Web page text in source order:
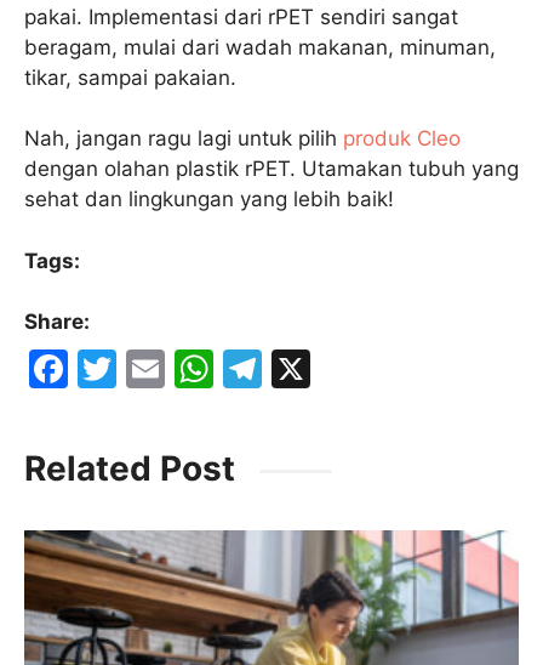
pakai. Implementasi dari rPET sendiri sangat
beragam, mulai dari wadah makanan, minuman,
tikar, sampai pakaian.
Nah, jangan ragu lagi untuk pilih produk Cleo
dengan olahan plastik rPET. Utamakan tubuh yang
sehat dan lingkungan yang lebih baik!
Tags:
Share:
F
c
e
b
o
o
k
T
itt
er
E
ai
l
W
at
s
A
p
p
T
a
Related Post